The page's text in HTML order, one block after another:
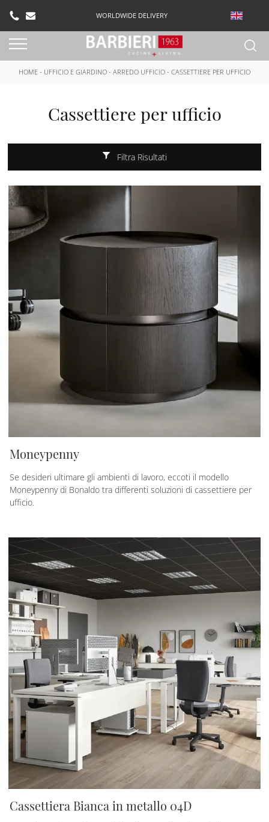
WORLDWIDE DELIVERY
HOME - UFFICIO E GIARDINO - ARREDO UFFICIO - CASSETTIERE PER UFFICIO
Cassettiere per ufficio
Filtra Risultati
Moneypenny
Se desideri ultimare gli ambienti di lavoro, eccoti il modello
Moneypenny di Bonaldo tra differenti soluzioni di cassettiere per
ufficio.
Cassettiera Bianca in metallo 04D